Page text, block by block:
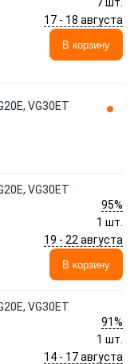
17 - 18 августа
В корзину
VG30ET
VG30ET
95%
1 шт.
19 - 22 августа
В корзину
VG30ET
91%
1 шт.
14 - 17 августа